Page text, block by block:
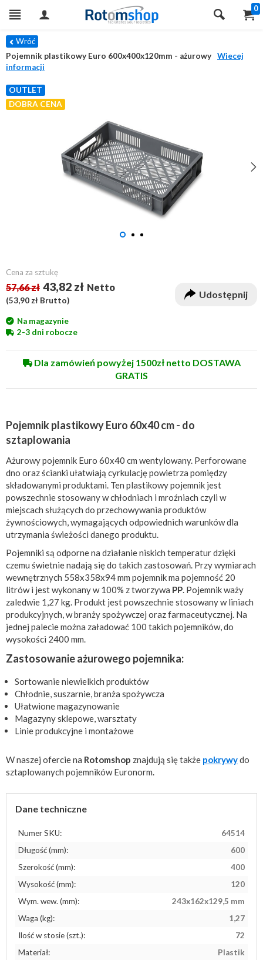
0
Wróć
Pojemnik plastikowy Euro 600x400x120mm - ażurowy
Wiecej
informacji
OUTLET
DOBRA CENA
Cena za sztukę
57,66 zł 43,82 zł Netto
(53,90 zł Brutto)
Udostępnij
Na magazynie
2-3 dni robocze
Dla zamówień powyżej 1500zł netto DOSTAWA
GRATIS
Pojemnik plastikowy Euro 60x40 cm - do
sztaplowania
Ażurowy pojemnik Euro 60x40 cm wentylowany. Perforowane
dno oraz ścianki ułatwiają cyrkulację powietrza pomiędzy
składowanymi produktami. Ten plastikowy pojemnik jest
powszechnie stosowany w chłodniach i mroźniach czyli w
miejscach służących do przechowywania produktów
żywnościowych, wymagających odpowiednich warunków dla
utrzymania świeżości danego produktu.
Pojemniki są odporne na działanie niskich temperatur dzięki
czemu świetnie nadają się do takich zastosowań. Przy wymiarach
wewnętrznych 558x358x94 mm pojemnik ma pojemność 20
litrów i jest wykonany w 100% z tworzywa PP. Pojemnik waży
zaledwie 1,27 kg. Produkt jest powszechnie stosowany w liniach
produkcyjnych, w branży spożywczej oraz farmaceutycznej. Na
jednej palecie można załadować 100 takich pojemników, do
wysokości 2400 mm.
Zastosowanie ażurowego pojemnika:
Sortowanie niewielkich produktów
Chłodnie, suszarnie, branża spożywcza
Ułatwione magazynowanie
Magazyny sklepowe, warsztaty
Linie produkcyjne i montażowe
W naszej ofercie na Rotomshop znajdują się także pokrywydo
sztaplowanych pojemników Euronorm.
Dane techniczne
Numer SKU:
64514
Długość (mm):
600
Szerokość (mm):
400
Wysokość (mm):
120
Wym. wew. (mm):
243x162x129,5 mm
Waga (kg):
1,27
Ilość w stosie (szt.):
72
Materiał:
Plastik